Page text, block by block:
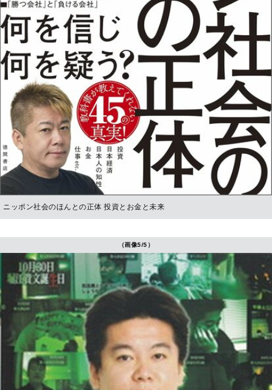
ニッポン社会のほんとの正体 投資とお金と未来
（画像5/5）